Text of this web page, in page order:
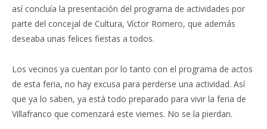
así concluía la presentación del programa de actividades por
parte del concejal de Cultura, Víctor Romero, que además
deseaba unas felices fiestas a todos.
Los vecinos ya cuentan por lo tanto con el programa de actos
de esta feria, no hay excusa para perderse una actividad. Así
que ya lo saben, ya está todo preparado para vivir la feria de
Villafranco que comenzará este viernes. No se la pierdan.